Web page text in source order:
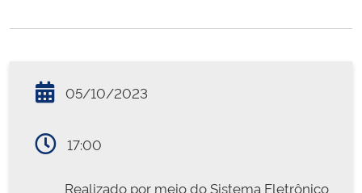
05/10/2023
17:00
Realizado por meio do Sistema Eletrônico